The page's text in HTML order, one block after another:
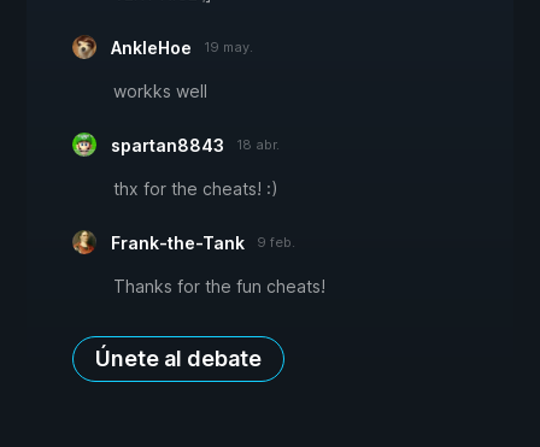
AnkleHoe 19 may.
workks well
spartan8843 18 abr.
thx for the cheats! :)
Frank-the-Tank 9 feb.
Thanks for the fun cheats!
Únete al debate